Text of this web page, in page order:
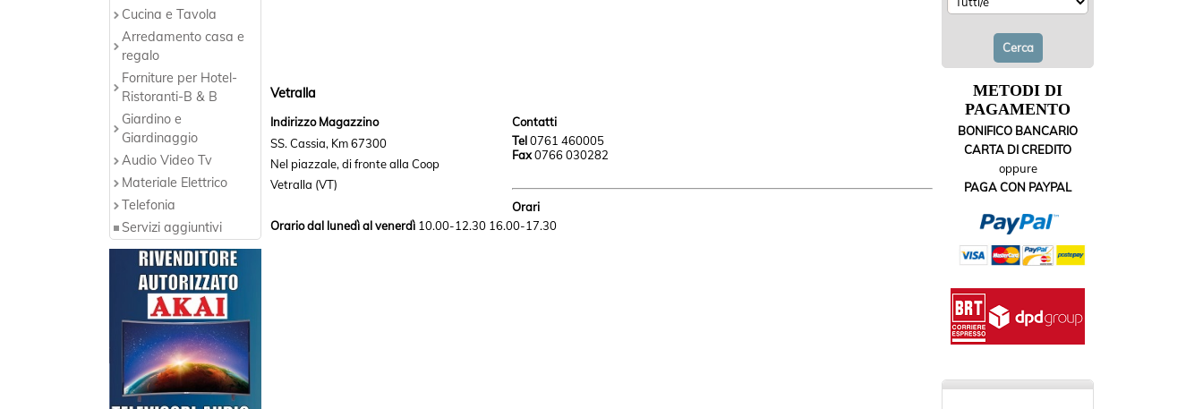
Cucina e Tavola
Arredamento casa e
regalo
Forniture per Hotel-
Ristoranti-B & B
Giardino e
Giardinaggio
Audio Video Tv
Materiale Elettrico
Telefonia
Servizi aggiuntivi
Vetralla
Indirizzo Magazzino
SS. Cassia, Km 67300
Nel piazzale, di fronte alla Coop
Vetralla (VT)
Contatti
Tel0761 460005
Fax0766 030282
Orari
Orario dal lunedì al venerdì 10.00-12.30 16.00-17.30
METODI DI
PAGAMENTO
BONIFICO BANCARIO
CARTA DI CREDITO
oppure
PAGA CON PAYPAL